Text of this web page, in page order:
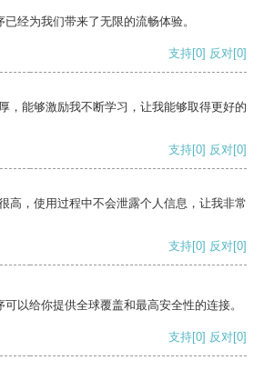
经为我们带来了无限的流畅体验。
支持[0] 反对[0]
，能够激励我不断学习，让我能够取得更好的
支持[0] 反对[0]
高，使用过程中不会泄露个人信息，让我非常
支持[0] 反对[0]
以给你提供全球覆盖和最高安全性的连接。
支持[0] 反对[0]